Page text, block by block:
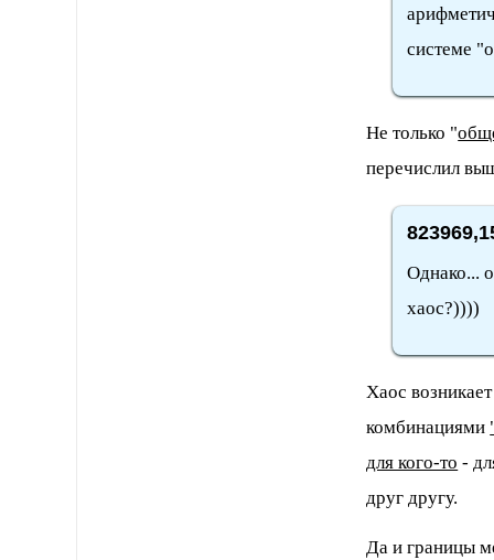
системе
Не только "
перечислил
Однако...
хаос?))))
Хаос
комбинациями
для кого-то -
друг другу.
Да и границы